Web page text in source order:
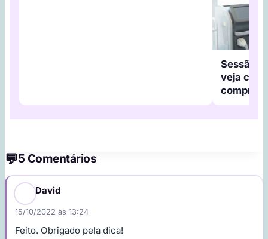
Sessão
veja
5 Comentários
David
15/10/2022 às 13:24
Feito. Obrigado pela dica!